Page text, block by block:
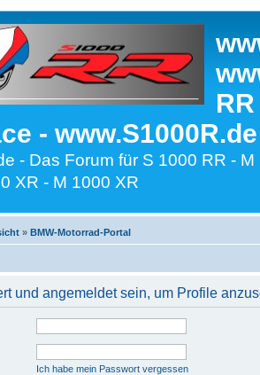
-
- Das Forum für S 1000 RR -
XR - M 1000 XR
» BMW-Motorrad-Portal
und angemeldet sein, um Profile
Ich habe mein Passwort vergessen